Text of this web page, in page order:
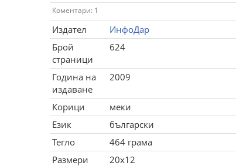
Коментари: 1
Издател
ИнфоДар
Брой
страници
624
Година на
издаване
2009
Корици
меки
Език
български
Тегло
464 грама
Размери
20x12